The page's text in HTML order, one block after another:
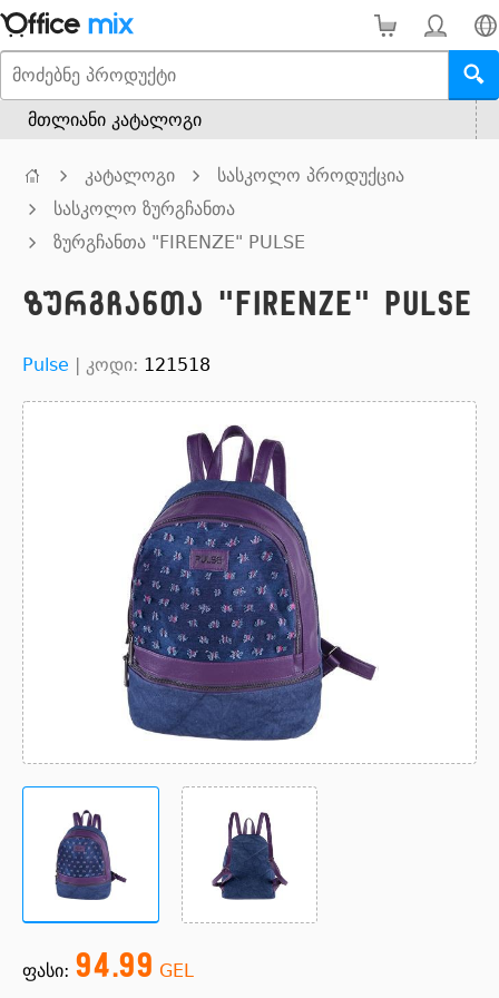
მთლიანი კატალოგი
კატალოგი
სასკოლო პროდუქცია
სასკოლო ზურგჩანთა
ზურგჩანთა "FIRENZE" PULSE
ზურგჩანთა "FIRENZE" PULSE
Pulse | კოდი: 121518
ფასი: 94.99 GEL